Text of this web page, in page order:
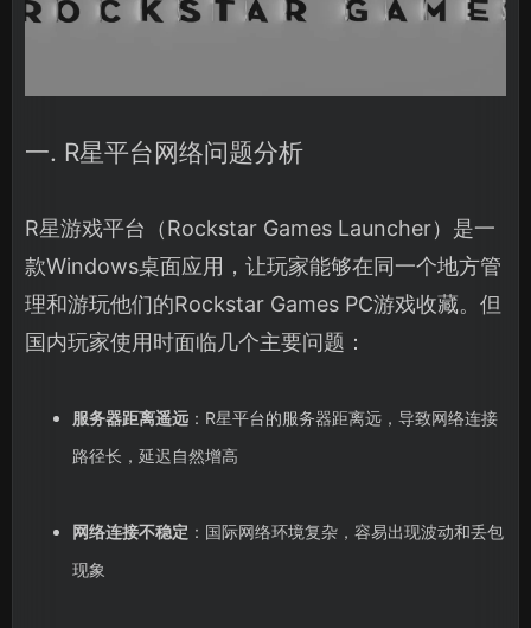
一. R星平台网络问题分析
R星游戏平台（Rockstar Games Launcher）是一
款Windows桌面应用，让玩家能够在同一个地方管
理和游玩他们的Rockstar Games PC游戏收藏。但
国内玩家使用时面临几个主要问题：
服务器距离遥远：R星平台的服务器距离远，导致网络连接
路径长，延迟自然增高
网络连接不稳定 ：国际网络环境复杂，容易出现波动和丢包
现象